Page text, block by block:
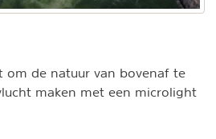
om de natuur van bovenaf te
maken met een microlight